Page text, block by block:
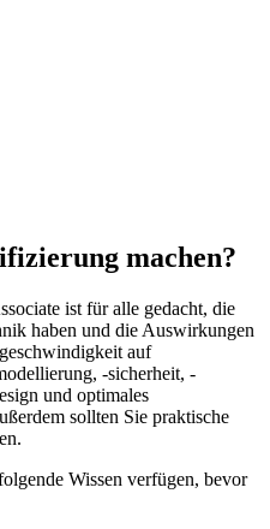
machen?
ist für alle gedacht, die
haben und die Auswirkungen
auf
-sicherheit, -
und optimales
sollten Sie praktische
Wissen verfügen, bevor